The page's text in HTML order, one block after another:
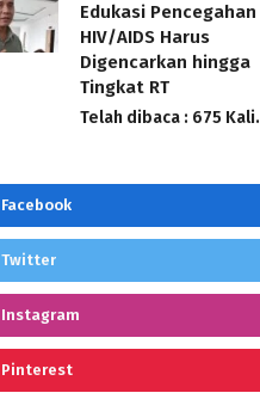
Edukasi Pencegahan
HIV/AIDS Harus
Digencarkan hingga
Tingkat RT
Telah dibaca : 675 Kali.
Facebook
Twitter
Instagram
Pinterest